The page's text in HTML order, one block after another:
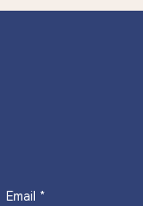
Email *